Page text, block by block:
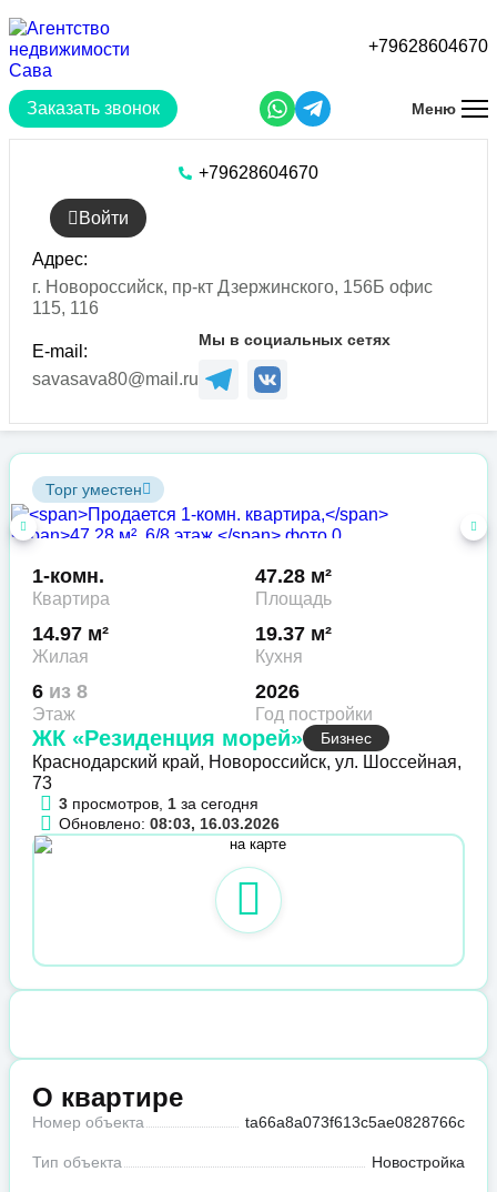
основному
содержанию
Заказать звонок
+79628604670
Меню
+79628604670
Войти
Адрес:
г. Новороссийск, пр-кт Дзержинского, 156Б офис
115, 116
E-mail:
savasava80@mail.ru
Мы в социальных сетях
Торг уместен
1-комн.
Квартира
47.28 м²
Площадь
14.97 м²
Жилая
19.37 м²
Кухня
6 из 8
Этаж
2026
Год постройки
ЖК «Резиденция морей» Бизнес
Краснодарский край, Новороссийск, ул. Шоссейная,
73
3 просмотров, 1 за сегодня
Обновлено: 08:03, 16.03.2026
О квартире
Номер объекта ta66a8a073f613c5ae0828766c
Тип объекта Новостройка